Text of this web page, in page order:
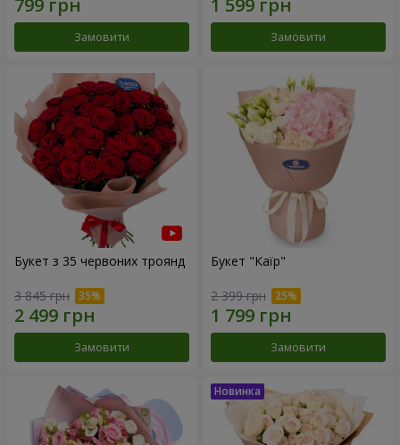
Замовити Замовити
Букет з 35 червоних троянд
3 845 грн
Замовити
Букет "Каїр"
2 399 грн
Замовити